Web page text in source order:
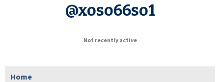
@xoso66so1
Not recently active
Home